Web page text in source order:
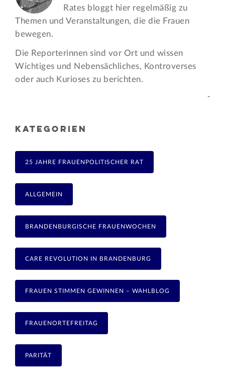
Rates bloggt hier regelmäßig zu
Themen und Veran­staltungen, die die Frauen
bewegen.
Die Reporterinnen sind vor Ort und wissen
Wichtiges und Nebensächliches, Kontroverses
oder auch Kurioses zu berichten.
-
KATEGORIEN
25 JAHRE FRAUENPOLITISCHER RAT
ALLGEMEIN
BRANDENBURGISCHE FRAUENWOCHEN
CARE REVOLUTION IN BRANDENBURG
FRAUEN STIMMEN GEWINNEN – WAHLBLOG
FRAUENORTEFREITAG
PARITÄT